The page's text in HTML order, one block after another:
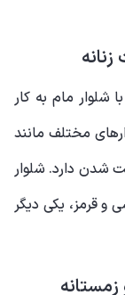
شلوار مام به کار
مختلف مانند
شدن دارد. شلوار
و قرمز، یکی دیگر